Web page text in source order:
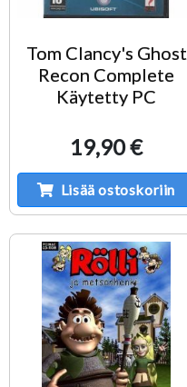
Tom Clancy's Ghost
Recon Complete
Käytetty PC
19,90 €
Lisää ostoskoriin